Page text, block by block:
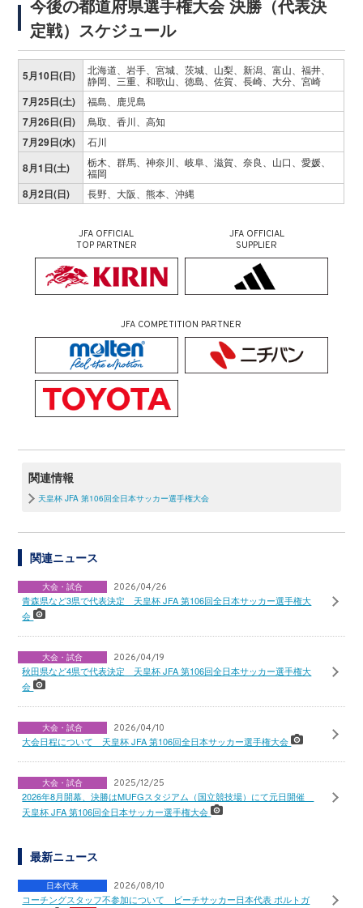
今後の都道府県選手権大会 決勝（代表決
定戦）スケジュール
5月10日(日)
北海道、岩手、宮城、茨城、山梨、新潟、富山、福井、
静岡、三重、和歌山、徳島、佐賀、長崎、大分、宮崎
7月25日(土) 福島、鹿児島
7月26日(日) 鳥取、香川、高知
7月29日(水) 石川
8月1日(土)
栃木、群馬、神奈川、岐阜、滋賀、奈良、山口、愛媛、
福岡
8月2日(日) 長野、大阪、熊本、沖縄
JFA OFFICIAL
TOP PARTNER
JFA OFFICIAL
SUPPLIER
JFA COMPETITION PARTNER
関連情報
天皇杯 JFA 第106回全日本サッカー選手権大会
関連ニュース
大会・試合 2026/04/26
青森県など3県で代表決定 天皇杯 JFA 第106回全日本サッカー選手権大
会
大会・試合 2026/04/19
秋田県など4県で代表決定 天皇杯 JFA 第106回全日本サッカー選手権大
会
大会・試合 2026/04/10
大会日程について 天皇杯 JFA 第106回全日本サッカー選手権大会
大会・試合 2025/12/25
2026年8月開幕、決勝はMUFGスタジアム（国立競技場）にて元日開催
天皇杯 JFA 第106回全日本サッカー選手権大会
最新ニュース
日本代表 2026/08/10
コーチングスタッフ不参加について ビーチサッカー日本代表 ポルトガ